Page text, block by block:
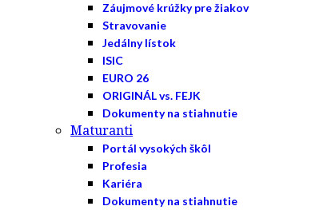
Záujmové krúžky pre žiakov
Stravovanie
Jedálny lístok
ISIC
EURO 26
ORIGINÁL vs. FEJK
Dokumenty na stiahnutie
Maturanti
Portál vysokých škôl
Profesia
Kariéra
Dokumenty na stiahnutie